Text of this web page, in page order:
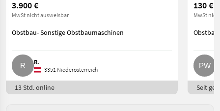
3.900 €
MwSt nicht ausweisbar
Obstbau- Sonstige Obstbaumaschinen
R.
3351 Niederösterreich
13 Std. online
130 €
MwSt
Seit